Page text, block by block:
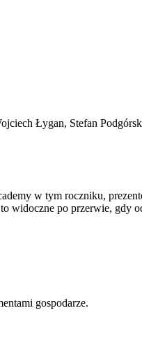
Łygan, Stefan
w tym roczniku,
po przerwie, gdy
gospodarze.